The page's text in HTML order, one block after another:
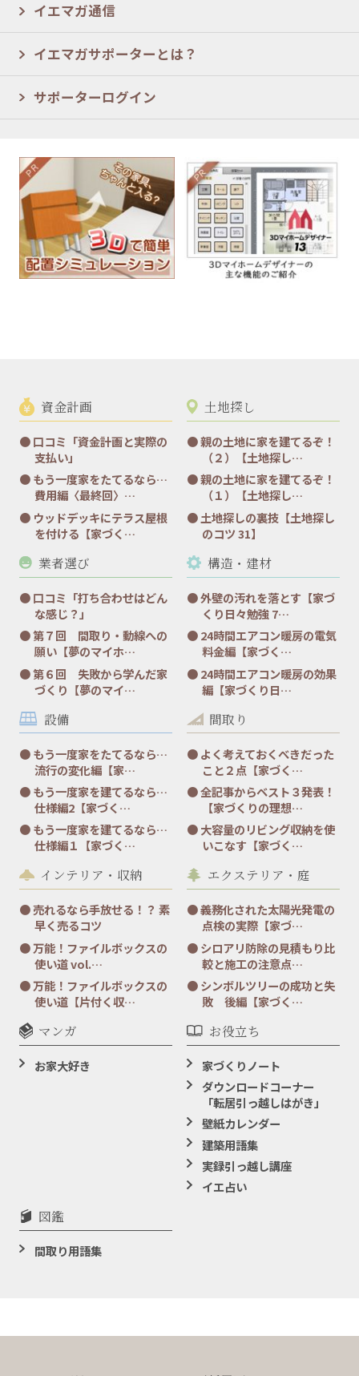
イエマガ通信
イエマガサポーターとは？
サポーターログイン
資金計画
口コミ「資金計画と実際の
支払い」
もう一度家をたてるなら…
費用編〈最終回〉…
ウッドデッキにテラス屋根
を付ける【家づく…
土地探し
親の土地に家を建てるぞ！
（２）【土地探し…
親の土地に家を建てるぞ！
（１）【土地探し…
土地探しの裏技【土地探し
のコツ 31】
業者選び
口コミ「打ち合わせはどん
な感じ？」
第７回 間取り・動線への
願い【夢のマイホ…
第６回 失敗から学んだ家
づくり【夢のマイ…
構造・建材
外壁の汚れを落とす【家づ
くり日々勉強 7…
24時間エアコン暖房の電気
料金編【家づく…
24時間エアコン暖房の効果
編【家づくり日…
設備
もう一度家をたてるなら…
流行の変化編【家…
もう一度家を建てるなら…
仕様編2【家づく…
もう一度家を建てるなら…
仕様編１【家づく…
間取り
よく考えておくべきだった
こと２点【家づく…
全記事からベスト３発表！
【家づくりの理想…
大容量のリビング収納を使
いこなす【家づく…
インテリア・収納
売れるなら手放せる！？ 素
早く売るコツ
万能！ファイルボックスの
使い道 vol.…
万能！ファイルボックスの
使い道【片付く収…
エクステリア・庭
義務化された太陽光発電の
点検の実際【家づ…
シロアリ防除の見積もり比
較と施工の注意点…
シンボルツリーの成功と失
敗 後編【家づく…
マンガ
お家大好き
お役立ち
家づくりノート
ダウンロードコーナー
「転居引っ越しはがき」
壁紙カレンダー
建築用語集
実録引っ越し講座
イエ占い
図鑑
間取り用語集